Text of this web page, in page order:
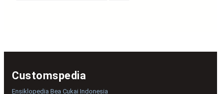
Customspedia
Ensiklopedia Bea Cukai Indonesia